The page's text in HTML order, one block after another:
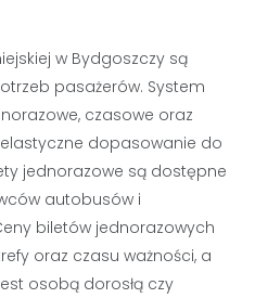
w Bydgoszczy są
pasażerów. System
czasowe oraz
dopasowanie do
jednorazowe są dostępne
autobusów i
biletów jednorazowych
oraz czasu ważności, a
osobą dorosłą czy